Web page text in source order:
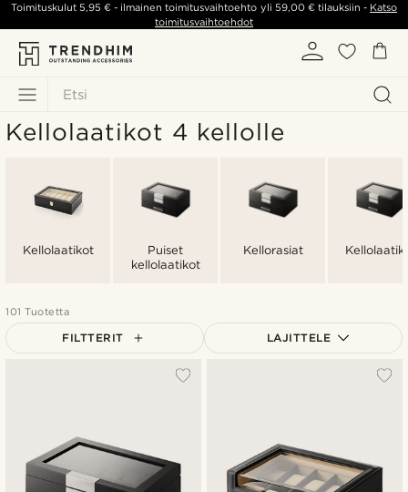
Etsi
Toimituskulut5,95 € - ilmainen toimitusvaihtoehto yli 59,00 €tilauksiin - Katso
toimitusvaihtoehdot
Kellolaatikot 4 kellolle
Kellolaatikot
Puiset
kellolaatikot
Kellorasiat
101 Tuotetta
FILTTERIT LAJITTELE